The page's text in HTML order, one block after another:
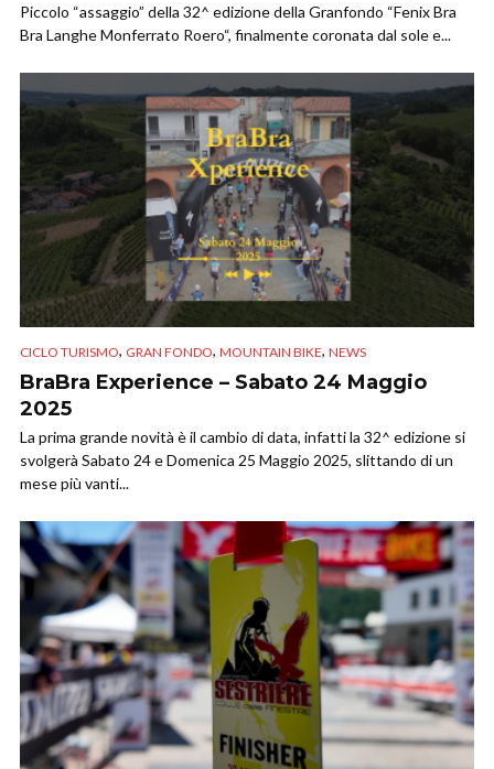
Piccolo “assaggio” della 32^ edizione della Granfondo “Fenix Bra
Bra Langhe Monferrato Roero“, finalmente coronata dal sole e...
CICLO TURISMO, GRAN FONDO, MOUNTAIN BIKE, NEWS
BraBra Experience – Sabato 24 Maggio
2025
La prima grande novità è il cambio di data, infatti la 32^ edizione si
svolgerà Sabato 24 e Domenica 25 Maggio 2025, slittando di un
mese più vanti...